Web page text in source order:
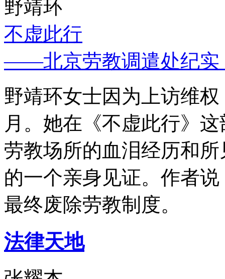
野靖环
不虚此行
——北京劳教调遣处纪实
野靖环女士因为上访维
月。她在《不虚此行》
劳教场所的血泪经历和
的一个亲身见证。作者
最终废除劳教制度。
法律天地